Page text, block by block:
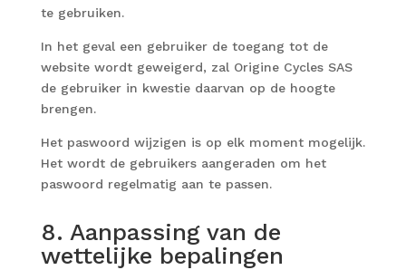
te gebruiken.
In het geval een gebruiker de toegang tot de
website wordt geweigerd, zal Origine Cycles SAS
de gebruiker in kwestie daarvan op de hoogte
brengen.
Het paswoord wijzigen is op elk moment mogelijk.
Het wordt de gebruikers aangeraden om het
paswoord regelmatig aan te passen.
8. Aanpassing van de
wettelijke bepalingen